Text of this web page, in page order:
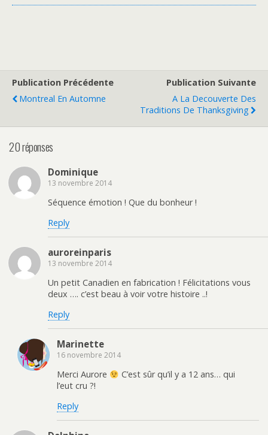
Publication Précédente
Montreal En Automne
Publication Suivante
A La Decouverte Des
Traditions De Thanksgiving
20 réponses
Dominique
13 novembre 2014
Séquence émotion ! Que du bonheur !
Reply
auroreinparis
13 novembre 2014
Un petit Canadien en fabrication ! Félicitations vous
deux …. c’est beau à voir votre histoire ..!
Reply
Marinette
16 novembre 2014
Merci Aurore
C’est sûr qu’il y a 12 ans… qui
l’eut cru ?!
Reply